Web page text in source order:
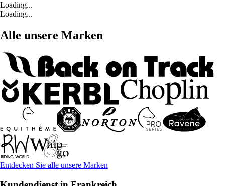
Loading...
Loading...
Alle unsere Marken
Entdecken Sie alle unsere Marken